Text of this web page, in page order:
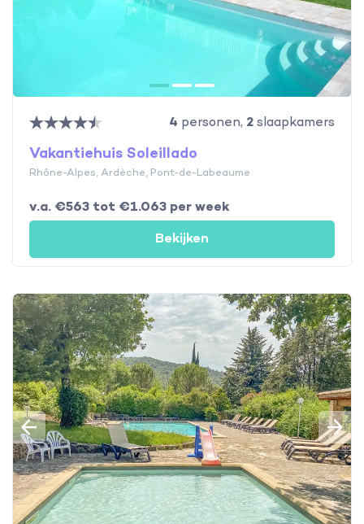
4 personen, 2slaapkamers
Vakantiehuis Soleillado
Rhône-Alpes, Ardèche, Pont-de-Labeaume
v.a. €563 tot €1.063 per week
Bekijken